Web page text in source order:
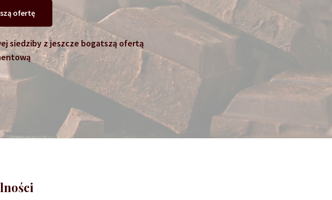
ofertę
siedziby z jeszcze bogatszą ofertą